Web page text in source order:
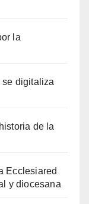
la
digitaliza
de la
Ecclesiared
y diocesana